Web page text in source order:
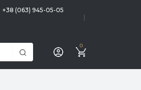
+38 (063) 945-05-05
0